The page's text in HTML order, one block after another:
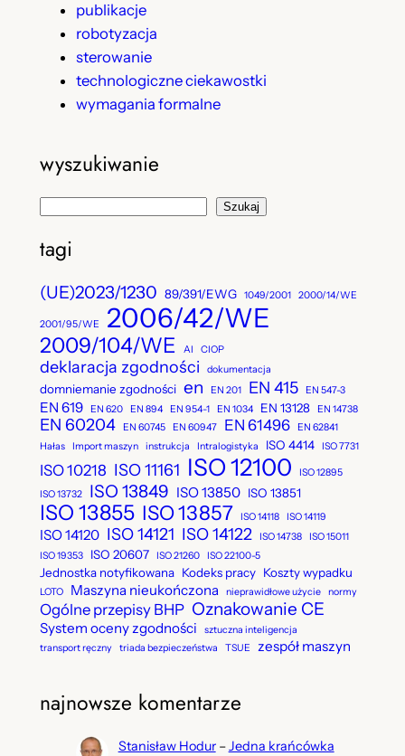
publikacje
robotyzacja
sterowanie
technologiczne ciekawostki
wymagania formalne
wyszukiwanie
u
a
j
Szukaj
tagi
(UE)2023/1230 89/391/EWG 1049/2001 2000/14/WE
2001/95/WE 2006/42/WE
2009/104/WE AI CIOP
deklaracja zgodności dokumentacja
domniemanie zgodności en EN 201 EN 415 EN 547-3
EN 619 EN 620 EN 894 EN 954-1 EN 1034 EN 13128 EN 14738
EN 60204 EN 60745 EN 60947 EN 61496
EN 62841
Hałas
Import maszyn instrukcja Intralogistyka ISO 4414 ISO 7731
ISO 10218 ISO 11161 ISO 12100
ISO 12895
ISO 13732
ISO 13849 ISO 13850 ISO 13851
ISO 13855 ISO 13857 ISO 14118 ISO 14119
ISO 14120 ISO 14121 ISO 14122 ISO 14738
ISO 15011
ISO 19353
ISO 20607 ISO 21260 ISO 22100-5
Jednostka notyfikowana Kodeks pracy Koszty wypadku
LOTO Maszyna nieukończona nieprawidłowe użycie normy
Ogólne przepisy BHP Oznakowanie CE
System oceny zgodności
sztuczna inteligencja
transport ręczny
triada bezpieczeństwa TSUE zespół maszyn
najnowsze komentarze
Stanisław Hodur–Jedna krańcówka